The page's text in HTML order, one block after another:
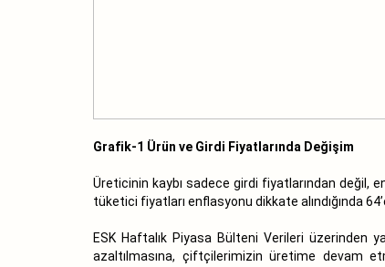
Grafik-1 Ürün ve Girdi Fiyatlarında Değişim
Üreticinin kaybı sadece girdi fiyatlarından değil,
tüketici fiyatları enflasyonu dikkate alındığında
ESK Haftalık Piyasa Bülteni Verileri üzerinden
azaltılmasına, çiftçilerimizin üretime devam